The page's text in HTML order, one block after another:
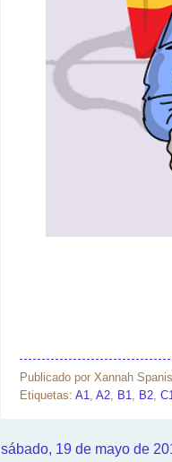
Publicado por Xannah
Etiquetas: A1 A2 B1 B2 C1
sábado, 19 de mayo de